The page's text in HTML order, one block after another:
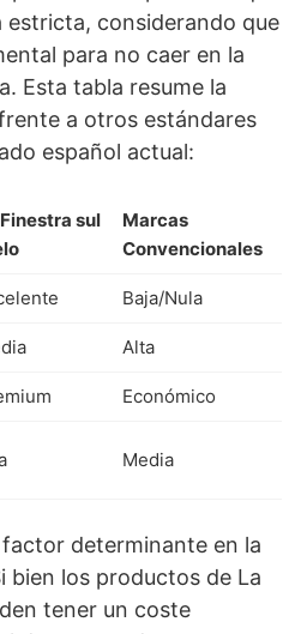
estricta, considerando que
para no caer en la
Esta tabla resume la
a otros estándares
español actual:
sul
Marcas
Convencionales
Baja/Nula
Alta
Económico
Media
determinante en la
bien los productos de La
tener un coste